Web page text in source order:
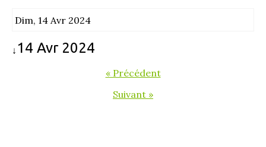
Dim, 14 Avr 2024
↓ 14 Avr 2024
« Précédent
Suivant »